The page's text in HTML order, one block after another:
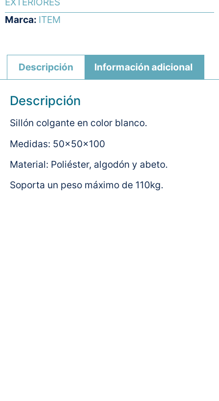
Marca: ITEM
Descripción Información adicional
Descripción
Sillón colgante en color blanco.
Medidas: 50x50x100
Material: Poliéster, algodón y abeto.
Soporta un peso máximo de 110kg.